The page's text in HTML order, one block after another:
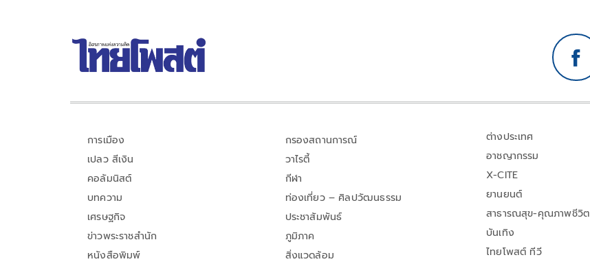
การเมือง
เปลว สีเงิน
คอลัมนิสต์
บทความ
เศรษฐกิจ
ข่าวพระราชสำนัก
หนังสือพิมพ์
กรองสถานการณ์
วาไรตี้
กีฬา
ท่องเที่ยว – ศิลปวัฒนธรรม
ประชาสัมพันธ์
ภูมิภาค
สิ่งแวดล้อม
ต่างประเทศ
อาชญากรรม
X-CITE
ยานยนต์
สาธารณสุข-คุณภาพชีวิต
บันเทิง
ไทยโพสต์ ทีวี